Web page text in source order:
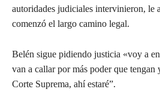
autoridades judiciales intervinieron, le
comenzó el largo camino legal.
Belén sigue pidiendo justicia «voy a
van a callar por más poder que tengan
Corte Suprema, ahí estaré”.